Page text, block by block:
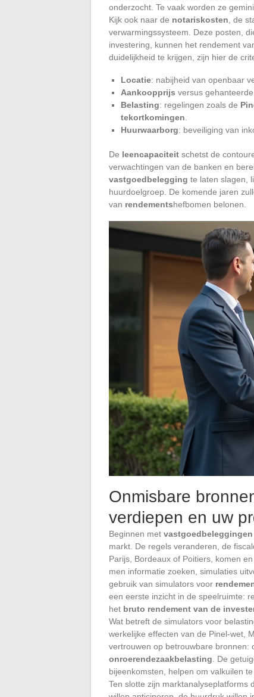
onderzocht. Te vaak worden ze
Kijk ook naar de notariskosten , de
verwarmingssysteem. Deze posten,
investering, kunnen het rendement
duidelijkheid te krijgen, zijn hier de
Locatie: nabijheid van openbaar
Aankoopprijs versus
Belasting: regelingen zoals de
tekortkomingen
Huurwaarborg: beveiliging van
De leencapaciteit schetst de
verwachtingen van de banken en
vastgoedbelegging te laten slagen,
huurdoelgroep. De komende jaren
van rendementshefbomen belonen.
Onmisbare
verdiepen en uw
Beginnen met vastgoedbeleggingen
markt. De regels veranderen, de
Parijs, Bordeaux of Poitiers, komen
men informatie zoeken, simulaties
gebruik van simulators voor
een eerste inzicht in de speelruimte:
het bruto rendement van de
Wat betreft de simulators voor
werkelijke effecten van de Pinel-wet,
vertrouwen op betrouwbare bronnen:
onroerendezaakbelasting . De
bijeenkomsten, helpen om valkuilen
Ten slotte zijn marktanalyseplatforms